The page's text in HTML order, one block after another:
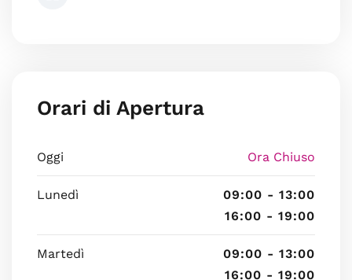
Orari di Apertura
Oggi Ora Chiuso
Lunedì
09:00 - 13:00
16:00 - 19:00
Martedì
09:00 - 13:00
16:00 - 19:00